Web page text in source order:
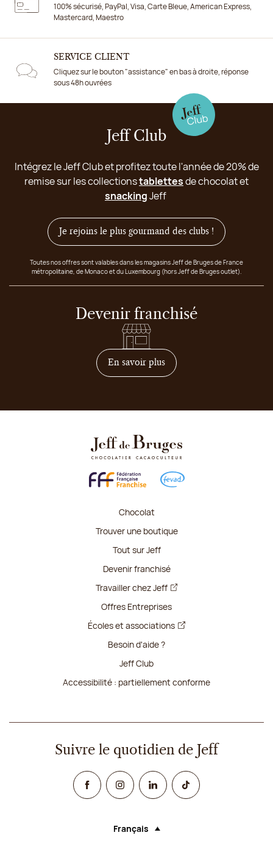
100% sécurisé, PayPal, Visa, Carte Bleue, American Express,
Mastercard, Maestro
SERVICE CLIENT
Cliquez sur le bouton "assistance" en bas à droite, réponse
sous 48h ouvrées
Jeff Club
Intégrez le Jeff Club et profitez toute l'année de 20% de
remise sur les collectionstablettesde chocolat et
snackingJeff
Je rejoins le plus gourmand des clubs !
Toutes nos offres sont valables dans les magasins Jeff de Bruges de France
métropolitaine, de Monaco et du Luxembourg (hors Jeff de Bruges outlet).
Devenir franchisé
En savoir plussur comment devenir
Chocolat
Trouver une boutique
Tout sur Jeff
Devenir franchisé
Travailler chez Jeff
Offres Entreprises
Écoles et associations
Besoin d'aide ?
Jeff Club
Accessibilité : partiellement conforme
Suivre le quotidien de Jeff
FacebookInstagramLinked InTikTok
Langue (sélectionner une option
Français